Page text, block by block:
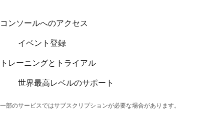
コンソールへのアクセス
イベント登録
トレーニングとトライアル
世界最高レベルのサポート
一部のサービスではサブスクリプションが必要な場合があります。